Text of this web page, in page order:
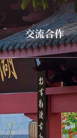
交流合作